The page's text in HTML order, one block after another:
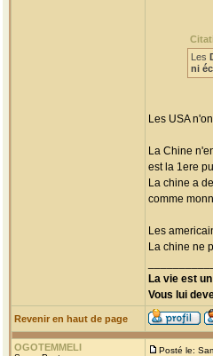
Les
ni
Les USA
La Chine
est la 1ere
La chine a
comme
Les
La chine ne
La vie est
Vous lui
Revenir en haut de page
OGOTEMMELI Posté le: